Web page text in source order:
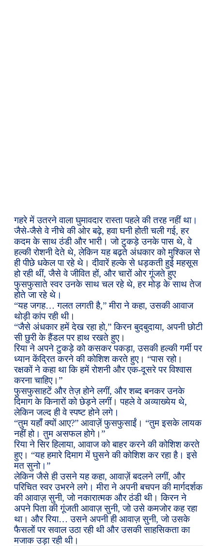
गहरे में उतरने वाला घुमावदार रास्ता पहले की तरह नहीं था।
जैसे-जैसे वे नीचे की ओर बढ़े, हवा घनी होती चली गई, हर
कदम के साथ ठंडी और भारी। जो टुकड़े उनके पास थे, वे
हल्की रोशनी देते थे, लेकिन यह बढ़ते अंधकार को मुश्किल से
ही पीछे धकेल पा रहे थे। दीवारें हल्के से धड़कती हुई महसूस
हो रही थीं, जैसे वे जीवित हों, और चारों ओर गूंजते हुए
फुसफुसाते स्वर उनके साथ चल रहे थे, हर मोड़ के साथ तेज
होते जा रहे थे।
“यह जगह… गलत लगती है,” मीरा ने कहा, उसकी आवाज
थोड़ी कांप रही थी।
“जैसे अंधकार हमें देख रहा हो,” किरन बुदबुदाया, अपनी छोटी
सी छुरी के हैंडल पर हाथ रखते हुए।
रिया ने अपने टुकड़े को कसकर पकड़ा, उसकी हल्की गर्मी पर
ध्यान केंद्रित करने की कोशिश करते हुए। “पास रहो।
रक्षकों ने कहा था कि हमें रोशनी और एक-दूसरे पर विश्वास
करना चाहिए।”
फुसफुसाहटें और तेज़ होने लगीं, और शब्द बनकर उनके
दिमाग के किनारों को छेड़ने लगीं। पहले वे अव्याख्येय थे,
लेकिन जल्द ही वे स्पष्ट होने लगे।
“तुम यहाँ क्यों आए?” आवाज़ें फुसफुसाईं। “तुम इसके लायक
नहीं हो। तुम असफल होगे।”
रिया ने सिर हिलाया, आवाज को बाहर करने की कोशिश करते
हुए। “यह हमारे दिमाग में घुसने की कोशिश कर रहा है। इसे
मत सुनो।”
लेकिन जैसे ही उसने यह कहा, आवाज़ें बदलने लगीं, और
परिचित स्वर उभरने लगे। मीरा ने अपनी बचपन की मार्गदर्शक
की आवाज़ सुनी, जो नकारात्मक और ठंडी थी। किरन ने
अपने पिता की गूंजती आवाज़ सुनी, जो उसे कमजोर कह रहा
था। और रिया… उसने अपनी ही आवाज़ सुनी, जो उसके
फैसलों पर सवाल उठा रही थी और उसकी साहसिकता का
मजाक उड़ा रही थी।